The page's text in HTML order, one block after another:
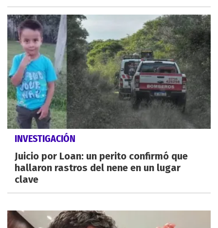
INVESTIGACIÓN
Juicio por Loan: un perito confirmó que
hallaron rastros del nene en un lugar
clave